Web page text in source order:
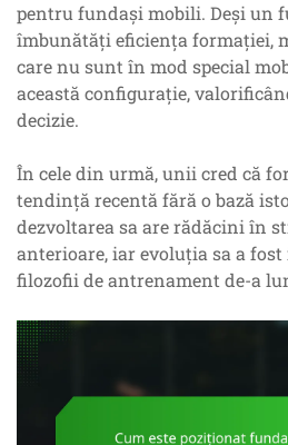
pentru fundași mobili. Deși un
îmbunătăți eficiența formației,
care nu sunt în mod special
această configurație,
decizie.
În cele din urmă, unii cred că
tendință recentă fără o bază
dezvoltarea sa are rădăcini în
anterioare, iar evoluția sa a
filozofii de antrenament de-a